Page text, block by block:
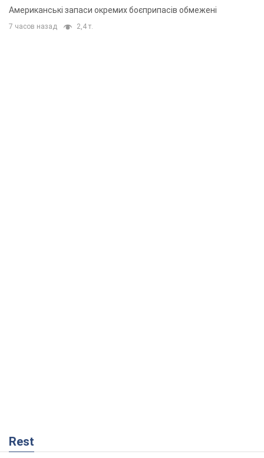
Американські запаси окремих боєприпасів обмежені
7 часов назад 2,4 т.
Rest